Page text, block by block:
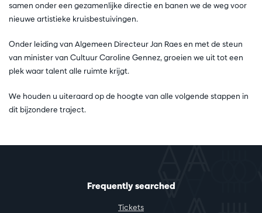
samen onder een gezamenlijke directie en banen we de weg voor
nieuwe artistieke kruisbestuivingen.
Onder leiding van Algemeen Directeur Jan Raes en met de steun
van minister van Cultuur Caroline Gennez, groeien we uit tot een
plek waar talent alle ruimte krijgt.
We houden u uiteraard op de hoogte van alle volgende stappen in
dit bijzondere traject.
Frequently searched
Tickets